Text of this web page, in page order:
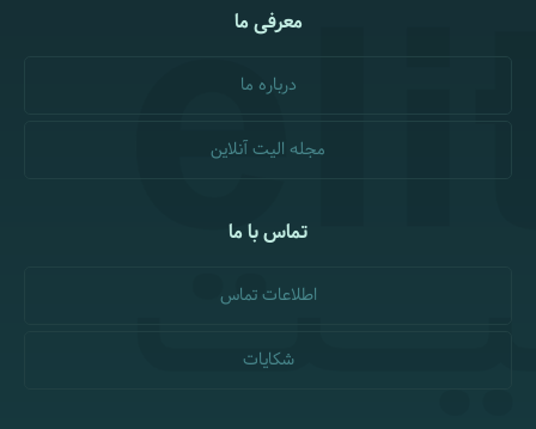
معرفی ما
درباره ما
مجله الیت آنلاین
تماس با ما
اطلاعات تماس
شکایات